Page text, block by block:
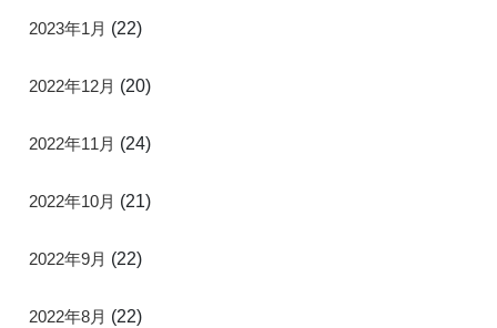
2023年1月 (22)
2022年12月 (20)
2022年11月 (24)
2022年10月 (21)
2022年9月 (22)
2022年8月 (22)